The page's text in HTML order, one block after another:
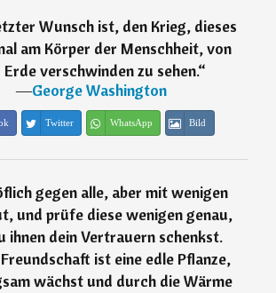
Wunsch ist, den Krieg, dieses
am Körper der Menschheit, von
Erde verschwinden zu sehen.“
―George Washington
Twitter WhatsApp Bild
gegen alle, aber mit wenigen
und prüfe diese wenigen genau,
ihnen dein Vertrauern schenkst.
ist eine edle Pflanze,
wächst und durch die Wärme